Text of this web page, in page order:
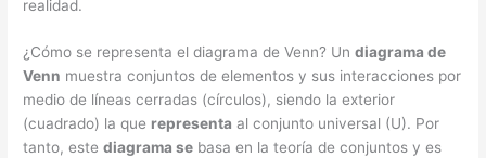
realidad.
¿Cómo se representa el diagrama de Venn? Undiagrama de
Venn muestra conjuntos de elementos y sus interacciones por
medio de líneas cerradas (círculos), siendo la exterior
(cuadrado) la que representa al conjunto universal (U). Por
tanto, estediagrama se basa en la teoría de conjuntos y es